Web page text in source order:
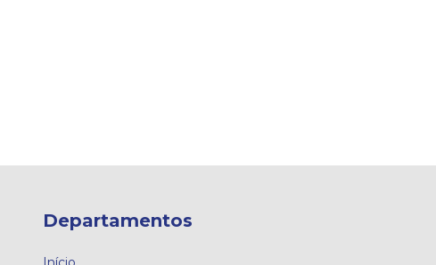
Departamentos